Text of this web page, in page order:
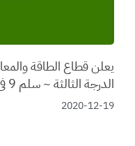
الدرجة الثالثة ~ سلم 9 في عدة تخصصات
2020-12-19